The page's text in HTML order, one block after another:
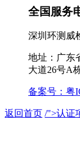
全国服务
深圳环测威
地址：广东
大道26号A
备案号： 粤
返回首页 /">认证